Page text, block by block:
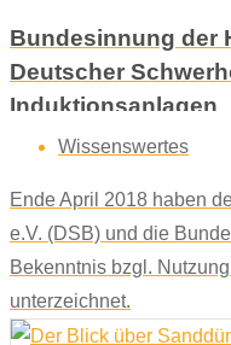
Bundesinnung der
Deutscher
Induktionsanlagen
Wissenswertes
Ende April 2018 haben
e.V. (DSB) und die
Bekenntnis bzgl.
unterzeichnet.